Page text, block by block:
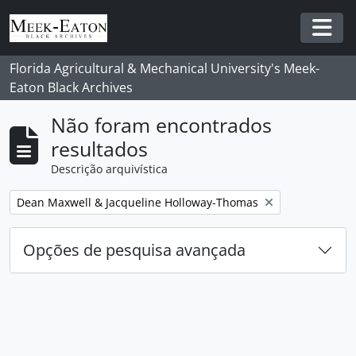
Skip to main content
Florida Agricultural & Mechanical University's Meek-
Eaton Black Archives
Não foram encontrados
resultados
Descrição arquivística
Remover filtro:
Dean Maxwell & Jacqueline Holloway-Thomas
Opções de pesquisa avançada